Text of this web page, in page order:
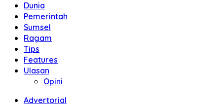
Dunia
Pemerintah
Sumsel
Ragam
Tips
Features
Ulasan
Opini
Advertorial